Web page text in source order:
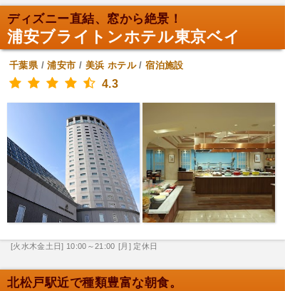
ディズニー直結、窓から絶景！
浦安ブライトンホテル東京ベイ
千葉県/浦安市 / 美浜 ホテル/宿泊施設
4.3
[火水木金土日] 10:00～21:00 [月] 定休日
北松戸駅近で種類豊富な朝食。